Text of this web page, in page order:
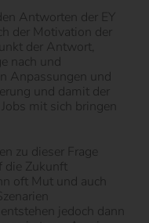
Antworten der EY
der Motivation der
der Antwort,
nach und
Anpassungen und
und damit der
mit sich bringen
zu dieser Frage
die Zukunft
oft Mut und auch
jedoch dann